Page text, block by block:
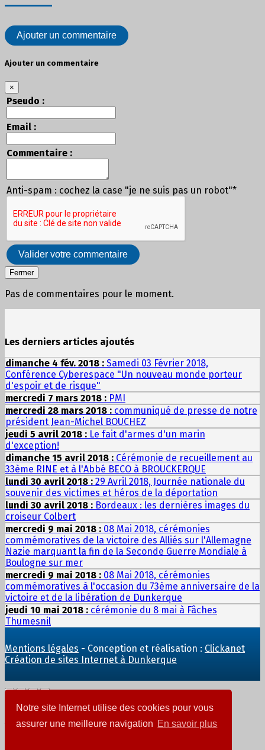
Notre site Internet utilise des cookies pour vous
assurer une meilleure navigation En savoir plus
Ajouter un commentaire
Ajouter un commentaire
×
Pseudo :
Email :
Commentaire :
Anti-spam : cochez la case "je ne suis pas un robot"*
Valider votre commentaire
Fermer
Pas de commentaires pour le moment.
Les derniers articles ajoutés
dimanche 4 fév. 2018 : Samedi 03 Février 2018,
Conférence Cyberespace "Un nouveau monde porteur
d'espoir et de risque"
mercredi 7 mars 2018 : PMI
mercredi 28 mars 2018 : communiqué de presse de notre
président Jean-Michel BOUCHEZ
jeudi 5 avril 2018 : Le fait d'armes d'un marin
d'exception!
dimanche 15 avril 2018 : Cérémonie de recueillement au
33ème RINE et à l'Abbé BECO à BROUCKERQUE
lundi 30 avril 2018 : 29 Avril 2018, Journée nationale du
souvenir des victimes et héros de la déportation
lundi 30 avril 2018 : Bordeaux : les dernières images du
croiseur Colbert
mercredi 9 mai 2018 : 08 Mai 2018, cérémonies
commémoratives de la victoire des Alliés sur l'Allemagne
Nazie marquant la fin de la Seconde Guerre Mondiale à
Boulogne sur mer
mercredi 9 mai 2018 : 08 Mai 2018, cérémonies
commémoratives à l'occasion du 73ème anniversaire de la
victoire et de la libération de Dunkerque
jeudi 10 mai 2018 : cérémonie du 8 mai à Fâches
Thumesnil
Mentions légales - Conception et réalisation : Clickanet
Création de sites Internet à Dunkerque
Ajout au panier